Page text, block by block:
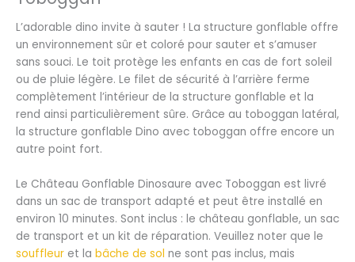
L’adorable dino invite à sauter ! La structure gonflable offre
un environnement sûr et coloré pour sauter et s’amuser
sans souci. Le toit protège les enfants en cas de fort soleil
ou de pluie légère. Le filet de sécurité à l’arrière ferme
complètement l’intérieur de la structure gonflable et la
rend ainsi particulièrement sûre. Grâce au toboggan latéral,
la structure gonflable Dino avec toboggan offre encore un
autre point fort.
Le Château Gonflable Dinosaure avec Toboggan est livré
dans un sac de transport adapté et peut être installé en
environ 10 minutes. Sont inclus : le château gonflable, un sac
de transport et un kit de réparation. Veuillez noter que le
souffleur et la bâche de sol ne sont pas inclus, mais